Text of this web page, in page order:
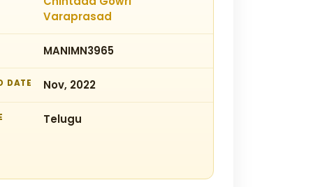
Varaprasad
MANIMN3965
DATE Nov, 2022
Telugu